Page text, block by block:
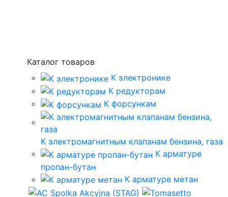
Каталог товаров
К электронике
К редукторам
К форсункам
К электромагнитным клапанам бензина, газа
К арматуре
пропан-бутан
К арматуре метан